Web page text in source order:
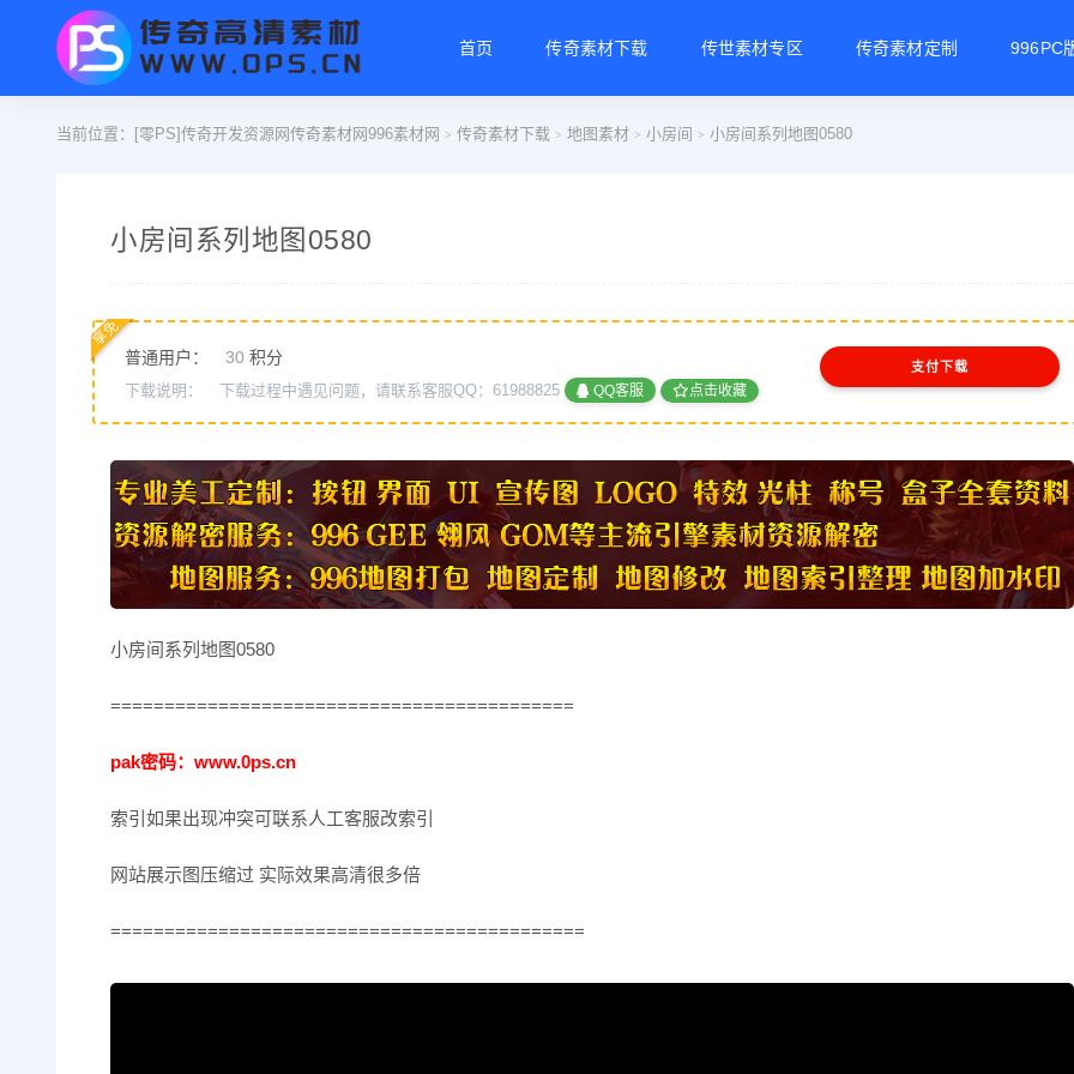
首页 传奇素材下载 传世素材专区 传奇素材定制 996PC
当前位置： [零PS]传奇开发资源网传奇素材网996素材网 > 传奇素材下载 > 地图素材 > 小房间 > 小房间系列地图0580
小房间系列地图0580
普通用户： 30 积分
享免
支付下载
下载说明： 下载过程中遇见问题，请联系客服QQ：61988825 QQ客服 点击收藏
小房间系列地图0580
===========================================
pak密码：www.0ps.cn
索引如果出现冲突可联系人工客服改索引
网站展示图压缩过 实际效果高清很多倍
============================================